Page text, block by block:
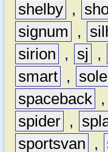
shelby ,
signum
,
sirion
, sj ,
smart ,
spaceback ,
spider ,
sportsvan
,